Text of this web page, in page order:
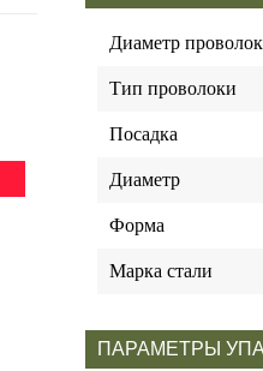
Диаметр
Тип проволоки
Посадка
Диаметр
Форма
Марка стали
ПАРАМЕТРЫ